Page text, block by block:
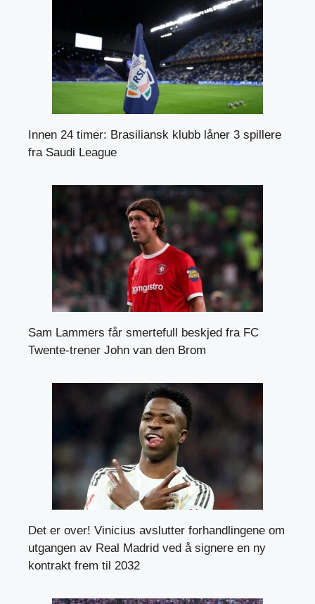
Innen 24 timer: Brasiliansk klubb låner 3 spillere
fra Saudi League
Sam Lammers får smertefull beskjed fra FC
Twente-trener John van den Brom
Det er over! Vinicius avslutter forhandlingene om
utgangen av Real Madrid ved å signere en ny
kontrakt frem til 2032